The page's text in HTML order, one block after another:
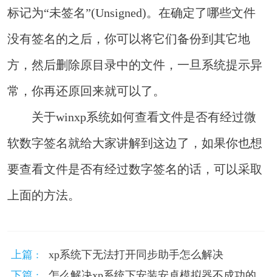
标记为“未签名”(Unsigned)。在确定了哪些文件
没有签名的之后，你可以将它们备份到其它地
方，然后删除原目录中的文件，一旦系统提示异
常，你再还原回来就可以了。
关于winxp系统如何查看文件是否有经过微
软数字签名就给大家讲解到这边了，如果你也想
要查看文件是否有经过数字签名的话，可以采取
上面的方法。
上篇 :
xp系统下无法打开同步助手怎么解决